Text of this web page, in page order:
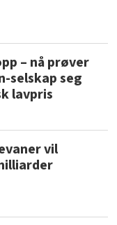
– nå prøver
selskap seg
lavpris
vil